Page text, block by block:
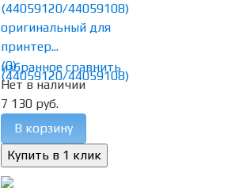
избранное сравнить
(44059120/44059108)
оригинальный для
принтер...
(0)
Нет в наличии
7 130 руб.
В корзину